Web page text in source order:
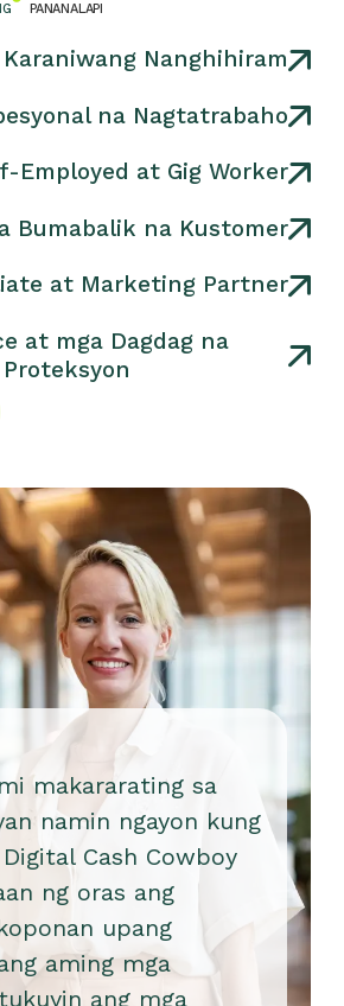
PANANALAPI
Karaniwang Nanghihiram
na Nagtatrabaho
Employed at Gig Worker
Bumabalik na Kustomer
at Marketing Partner
at mga Dagdag na
Proteksyon
makararating sa
namin ngayon kung
Cash Cowboy
ng oras ang
upang
aming mga
ang mga